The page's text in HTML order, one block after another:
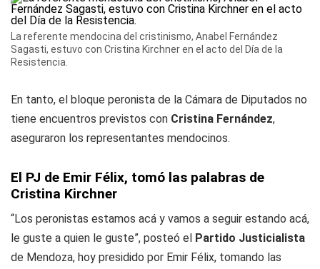
La referente mendocina del cristinismo, Anabel Fernández
Sagasti, estuvo con Cristina Kirchner en el acto del Día de la
Resistencia.
En tanto, el bloque peronista de la Cámara de Diputados no
tiene encuentros previstos con Cristina Fernández,
aseguraron los representantes mendocinos.
El PJ de Emir Félix, tomó las palabras de
Cristina Kirchner
“Los peronistas estamos acá y vamos a seguir estando acá,
le guste a quien le guste”, posteó el Partido Justicialista
de Mendoza, hoy presidido por Emir Félix, tomando las